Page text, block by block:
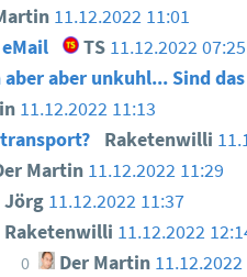
11.12.2022 11:01
TS 11.12.2022 07:25
aber unkuhl... Sind das
11.12.2022 11:13
Raketenwilli
Martin 11.12.2022 11:29
Jörg 11.12.2022 11:37
Raketenwilli 11.12.2022
0 Der Martin 11.12.2022